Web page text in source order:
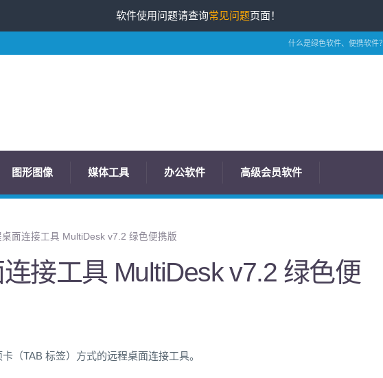
什么是绿色软件、便携软件？
图形图像 媒体工具 办公软件 高级会员软件
桌面连接工具 MultiDesk v7.2 绿色便携版
接工具 MultiDesk v7.2 绿色便
（TAB 标签）方式的远程桌面连接工具。
软件使用问题请查询常见问题页面！